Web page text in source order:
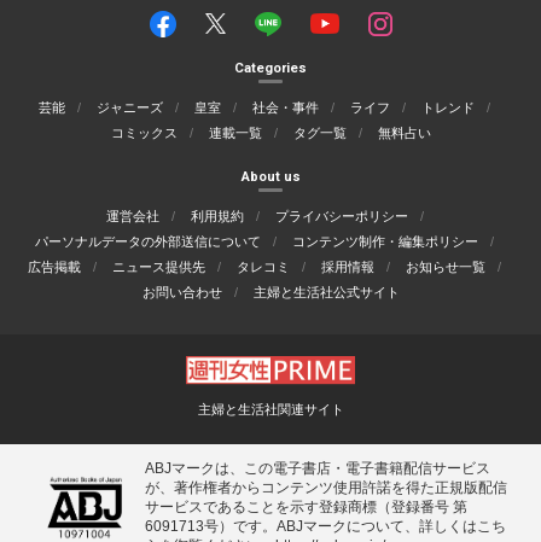
Categories
芸能 ジャニーズ 皇室 社会・事件 ライフ
トレンド
コミックス
連載一覧 タグ一覧 無料占い
About us
運営会社 利用規約
プライバシーポリシー
パーソナルデータの外部送信について
コンテンツ制作・編集ポリシー
広告掲載
ニュース提供先 タレコミ 採用情報
お知らせ一覧
お問い合わせ
主婦と生活社公式サイト
主婦と生活社関連サイト
ABJマークは、この電子書店・電子書籍配信サービス
が、著作権者からコンテンツ使用許諾を得た正規版配信
サービスであることを示す登録商標（登録番号 第
6091713号）です。ABJマークについて、詳しくはこち